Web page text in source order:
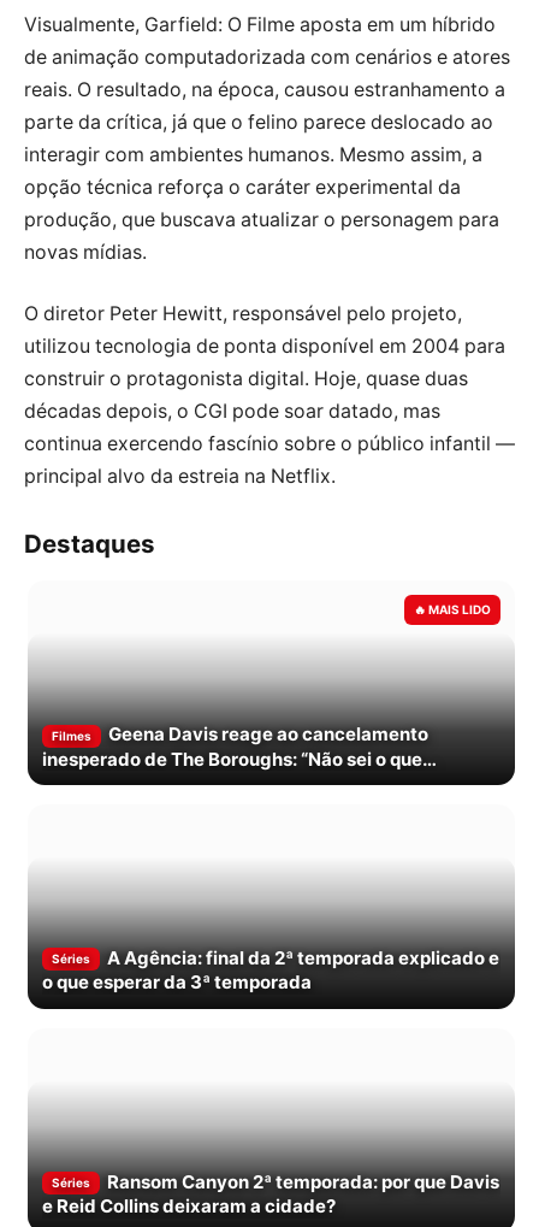
Visualmente, Garfield: O Filme aposta em um híbrido
de animação computadorizada com cenários e atores
reais. O resultado, na época, causou estranhamento a
parte da crítica, já que o felino parece deslocado ao
interagir com ambientes humanos. Mesmo assim, a
opção técnica reforça o caráter experimental da
produção, que buscava atualizar o personagem para
novas mídias.
O diretor Peter Hewitt, responsável pelo projeto,
utilizou tecnologia de ponta disponível em 2004 para
construir o protagonista digital. Hoje, quase duas
décadas depois, o CGI pode soar datado, mas
continua exercendo fascínio sobre o público infantil —
principal alvo da estreia na Netflix.
Destaques
Filmes
Geena Davis reage ao cancelamento
inesperado de The Boroughs: “Não sei o que
aconteceu”
Séries
A Agência: final da 2ª temporada explicado e
o que esperar da 3ª temporada
Séries
Ransom Canyon 2ª temporada: por que Davis
e Reid Collins deixaram a cidade?